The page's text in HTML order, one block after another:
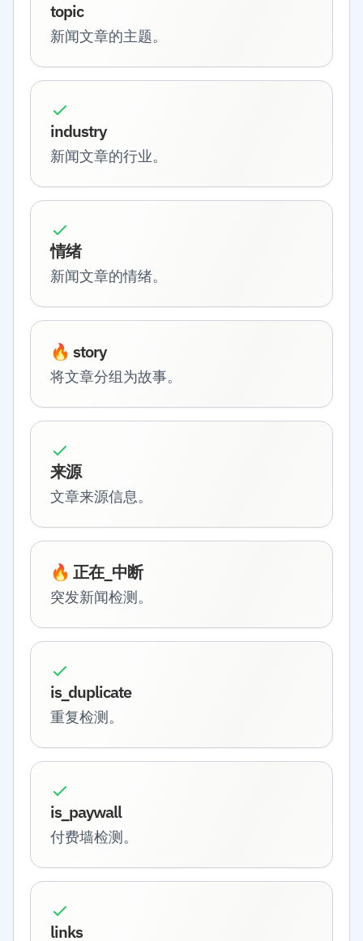
topic
新闻文章的主题。
industry
新闻文章的行业。
情绪
新闻文章的情绪。
🔥 story
将文章分组为故事。
来源
文章来源信息。
🔥 正在_中断
突发新闻检测。
is_duplicate
重复检测。
is_paywall
付费墙检测。
links